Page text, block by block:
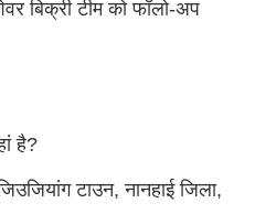
बिक्री टीम को फॉलो-अप
है?
टाउन, नानहाई जिला,